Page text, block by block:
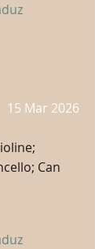
15 Mar 2026
Can